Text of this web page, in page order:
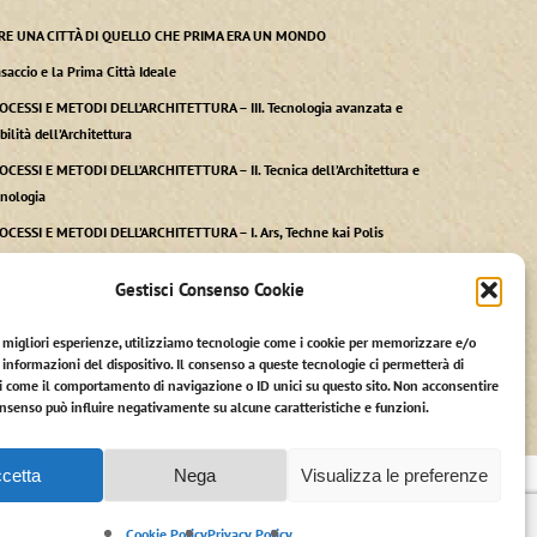
Gestisci Consenso Cookie
esperienze, utilizziamo tecnologie come i cookie per memorizzare e/o
del dispositivo. Il consenso a queste tecnologie ci permetterà di
come il comportamento di navigazione o ID unici su questo sito. Non acconsentire
può influire negativamente su alcune caratteristiche e funzioni.
Nega Visualizza le preferenze
UNA CITTÀ DI QUELLO CHE PRIMA ERA UN MONDO
e la Prima Città Ideale
E METODI DELL’ARCHITETTURA – III. Tecnologia avanzata e
dell’Architettura
E METODI DELL’ARCHITETTURA – II. Tecnica dell’Architettura e
E METODI DELL’ARCHITETTURA – I. Ars, Techne kai Polis
facebooklinkedinyoutubeRSS instagram
email